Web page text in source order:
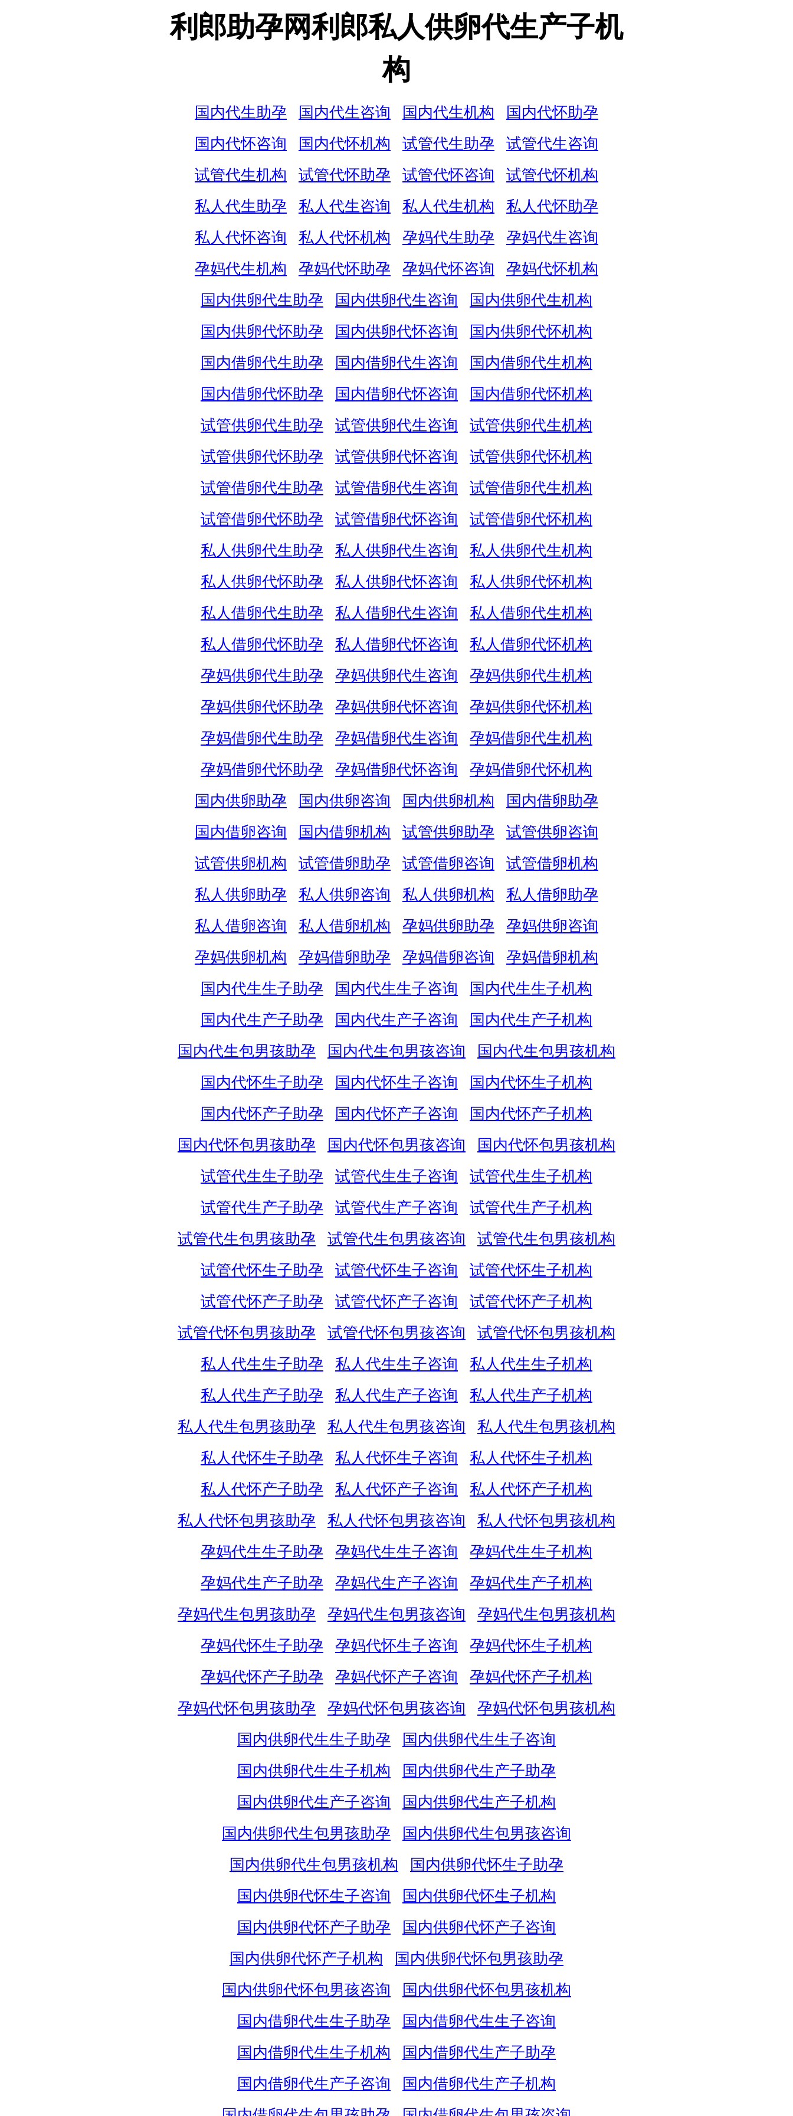
利郎助孕网利郎私人供卵代生产子机
构
国内代生助孕 国内代生咨询 国内代生机构
国内代怀助孕
国内代怀咨询
国内代怀机构 试管代生助孕
试管代生咨询
试管代生机构
试管代怀助孕 试管代怀咨询
试管代怀机构
私人代生助孕
私人代生咨询 私人代生机构
私人代怀助孕
私人代怀咨询
私人代怀机构 孕妈代生助孕
孕妈代生咨询
孕妈代生机构
孕妈代怀助孕 孕妈代怀咨询
孕妈代怀机构
国内供卵代生助孕
国内供卵代生咨询
国内供卵代生机构
国内供卵代怀助孕
国内供卵代怀咨询
国内供卵代怀机构
国内借卵代生助孕
国内借卵代生咨询
国内借卵代生机构
国内借卵代怀助孕
国内借卵代怀咨询
国内借卵代怀机构
试管供卵代生助孕
试管供卵代生咨询
试管供卵代生机构
试管供卵代怀助孕
试管供卵代怀咨询
试管供卵代怀机构
试管借卵代生助孕
试管借卵代生咨询
试管借卵代生机构
试管借卵代怀助孕
试管借卵代怀咨询
试管借卵代怀机构
私人供卵代生助孕
私人供卵代生咨询
私人供卵代生机构
私人供卵代怀助孕
私人供卵代怀咨询
私人供卵代怀机构
私人借卵代生助孕
私人借卵代生咨询
私人借卵代生机构
私人借卵代怀助孕
私人借卵代怀咨询
私人借卵代怀机构
孕妈供卵代生助孕
孕妈供卵代生咨询
孕妈供卵代生机构
孕妈供卵代怀助孕
孕妈供卵代怀咨询
孕妈供卵代怀机构
孕妈借卵代生助孕
孕妈借卵代生咨询
孕妈借卵代生机构
孕妈借卵代怀助孕
孕妈借卵代怀咨询
孕妈借卵代怀机构
国内供卵助孕
国内供卵咨询 国内供卵机构
国内借卵助孕
国内借卵咨询
国内借卵机构 试管供卵助孕
试管供卵咨询
试管供卵机构
试管借卵助孕 试管借卵咨询
试管借卵机构
私人供卵助孕
私人供卵咨询 私人供卵机构
私人借卵助孕
私人借卵咨询
私人借卵机构 孕妈供卵助孕
孕妈供卵咨询
孕妈供卵机构
孕妈借卵助孕 孕妈借卵咨询
孕妈借卵机构
国内代生生子助孕
国内代生生子咨询
国内代生生子机构
国内代生产子助孕
国内代生产子咨询
国内代生产子机构
国内代生包男孩助孕
国内代生包男孩咨询
国内代生包男孩机构
国内代怀生子助孕
国内代怀生子咨询
国内代怀生子机构
国内代怀产子助孕
国内代怀产子咨询
国内代怀产子机构
国内代怀包男孩助孕
国内代怀包男孩咨询
国内代怀包男孩机构
试管代生生子助孕
试管代生生子咨询
试管代生生子机构
试管代生产子助孕
试管代生产子咨询
试管代生产子机构
试管代生包男孩助孕
试管代生包男孩咨询
试管代生包男孩机构
试管代怀生子助孕
试管代怀生子咨询
试管代怀生子机构
试管代怀产子助孕
试管代怀产子咨询
试管代怀产子机构
试管代怀包男孩助孕
试管代怀包男孩咨询
试管代怀包男孩机构
私人代生生子助孕
私人代生生子咨询
私人代生生子机构
私人代生产子助孕
私人代生产子咨询
私人代生产子机构
私人代生包男孩助孕
私人代生包男孩咨询
私人代生包男孩机构
私人代怀生子助孕
私人代怀生子咨询
私人代怀生子机构
私人代怀产子助孕
私人代怀产子咨询
私人代怀产子机构
私人代怀包男孩助孕
私人代怀包男孩咨询
私人代怀包男孩机构
孕妈代生生子助孕
孕妈代生生子咨询
孕妈代生生子机构
孕妈代生产子助孕
孕妈代生产子咨询
孕妈代生产子机构
孕妈代生包男孩助孕
孕妈代生包男孩咨询
孕妈代生包男孩机构
孕妈代怀生子助孕
孕妈代怀生子咨询
孕妈代怀生子机构
孕妈代怀产子助孕
孕妈代怀产子咨询
孕妈代怀产子机构
孕妈代怀包男孩助孕
孕妈代怀包男孩咨询
孕妈代怀包男孩机构
国内供卵代生生子助孕
国内供卵代生生子咨询
国内供卵代生生子机构
国内供卵代生产子助孕
国内供卵代生产子咨询
国内供卵代生产子机构
国内供卵代生包男孩助孕
国内供卵代生包男孩咨询
国内供卵代生包男孩机构
国内供卵代怀生子助孕
国内供卵代怀生子咨询
国内供卵代怀生子机构
国内供卵代怀产子助孕
国内供卵代怀产子咨询
国内供卵代怀产子机构
国内供卵代怀包男孩助孕
国内供卵代怀包男孩咨询
国内供卵代怀包男孩机构
国内借卵代生生子助孕
国内借卵代生生子咨询
国内借卵代生生子机构
国内借卵代生产子助孕
国内借卵代生产子咨询
国内借卵代生产子机构